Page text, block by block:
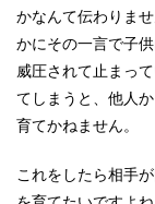
かなんて伝わりま
かにその一言で子
威圧されて止まっ
てしまうと、他人
育てかねません。
これをしたら相手